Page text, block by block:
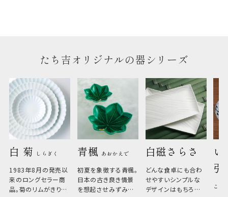
たち吉オリジナルの器シリーズ
白 菊 しらぎく
1983年8月の発売以
来のロングセラー商
品。菊のリムがきりっ
青楓 あおかえで
初夏を象徴する青楓。
日本の古き良き情景
を想起させみずみず
白磁さらさ
どんな食卓にも合わ
せやすいシンプルな
デザインはもちろん、
い
こひ